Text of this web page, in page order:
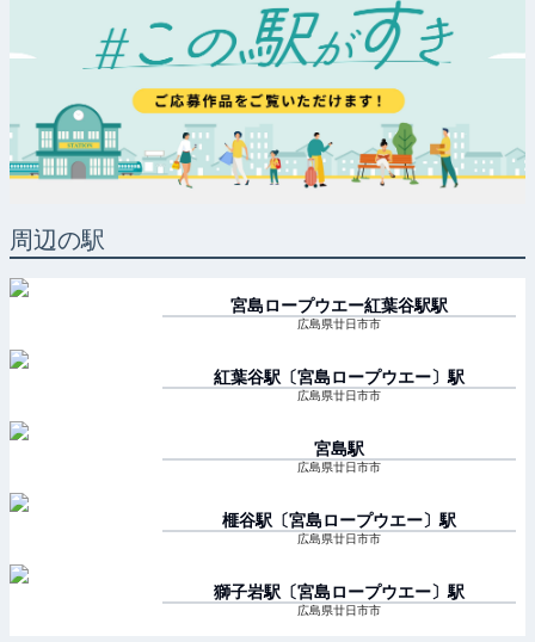
周辺の駅
宮島ロープウエー紅葉谷駅駅
広島県廿日市市
紅葉谷駅〔宮島ロープウエー〕 駅
広島県廿日市市
宮島駅
広島県廿日市市
榧谷駅〔宮島ロープウエー〕 駅
広島県廿日市市
獅子岩駅〔宮島ロープウエー〕 駅
広島県廿日市市